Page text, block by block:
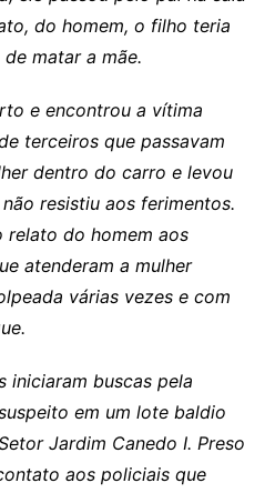
do homem, o filho teria
matar a mãe.
e encontrou a vítima
terceiros que passavam
dentro do carro e levou
resistiu aos ferimentos.
relato do homem aos
atenderam a mulher
várias vezes e com
iniciaram buscas pela
em um lote baldio
Jardim Canedo I. Preso
aos policiais que